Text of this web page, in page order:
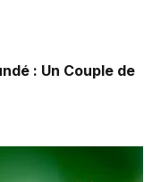
: Un Couple de